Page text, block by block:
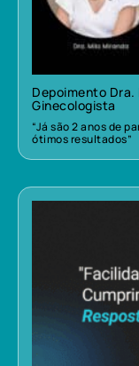
Depoimento
Ginecologista
“Já são 2 anos de
ótimos resultados”